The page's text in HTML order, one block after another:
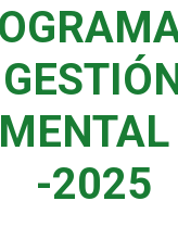
-2025